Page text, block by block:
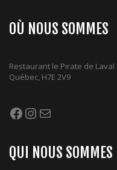
OÙ NOUS SOMMES
Restaurant le Pirate de
Québec, H7E 2V9
Facebook
Instagram
Mail
QUI NOUS SOMMES